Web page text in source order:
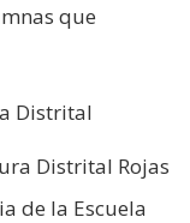
que
Distrital
Distrital Rojas
de la Escuela